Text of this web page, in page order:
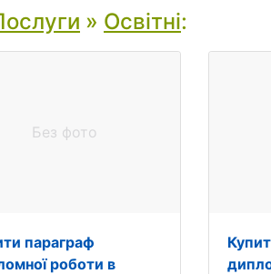
» Освітні:
Без фото
параграф
роботи в